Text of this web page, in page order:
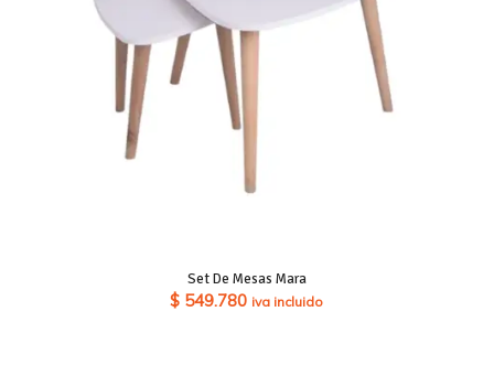
Set De Mesas Mara
$ 549.780 iva incluido